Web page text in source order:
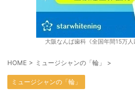
大阪なんば歯科《全国年間15万人
HOME > ミュージシャンの「輪」 >
ミュージシャンの「輪」